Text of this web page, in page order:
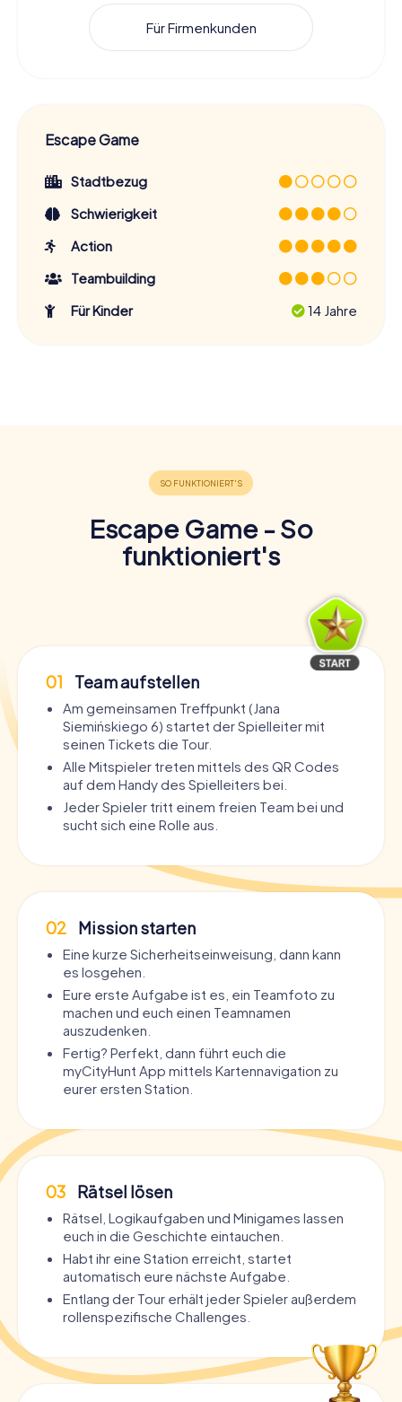
Für Firmenkunden
Escape Game
Stadtbezug
Schwierigkeit
Action
Teambuilding
Für Kinder
14 Jahre
Escape Game - So
funktioniert's
01 Team aufstellen
Am gemeinsamen Treffpunkt (Jana
Siemińskiego 6) startet der Spielleiter mit
seinen Tickets die Tour.
Alle Mitspieler treten mittels des QR Codes
auf dem Handy des Spielleiters bei.
Jeder Spieler tritt einem freien Team bei und
sucht sich eine Rolle aus.
02 Mission starten
Eine kurze Sicherheitseinweisung, dann kann
es losgehen.
Eure erste Aufgabe ist es, ein Teamfoto zu
machen und euch einen Teamnamen
auszudenken.
Fertig? Perfekt, dann führt euch die
myCityHunt App mittels Kartennavigation zu
eurer ersten Station.
03 Rätsel lösen
Rätsel, Logikaufgaben und Minigames lassen
euch in die Geschichte eintauchen.
Habt ihr eine Station erreicht, startet
automatisch eure nächste Aufgabe.
Entlang der Tour erhält jeder Spieler außerdem
rollenspezifische Challenges.